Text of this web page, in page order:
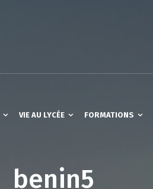
VIE AU LYCÉE FORMATIONS
benin5